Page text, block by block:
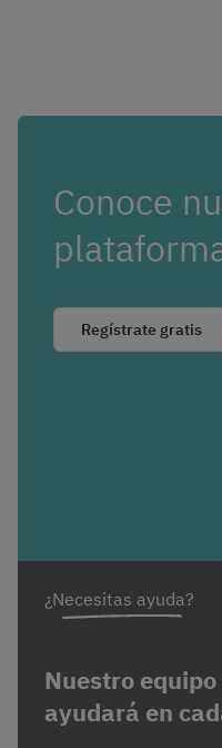
Conoce
Regístrate gratis
¿Necesitas ayuda?
Nuestro
ayudará en